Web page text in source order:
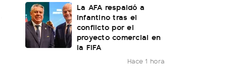
La AFA respaldó a
Infantino tras el
conflicto por el
proyecto comercial en
la FIFA
Hace 1 hora